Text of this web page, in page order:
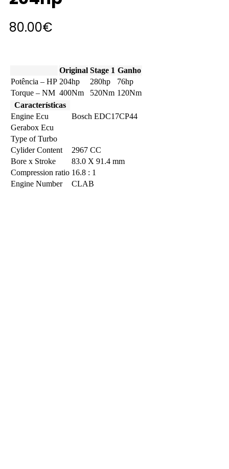
80.00€
Original Stage 1 Ganho
Potência – HP 204hp 280hp
76hp
Torque – NM 400Nm 520Nm 120Nm
Características
Engine Ecu
Bosch EDC17CP44
Gerabox Ecu
Type of Turbo
Cylider Content
2967 CC
Bore x Stroke
83.0 X 91.4 mm
Compression ratio 16.8 : 1
Engine Number
CLAB